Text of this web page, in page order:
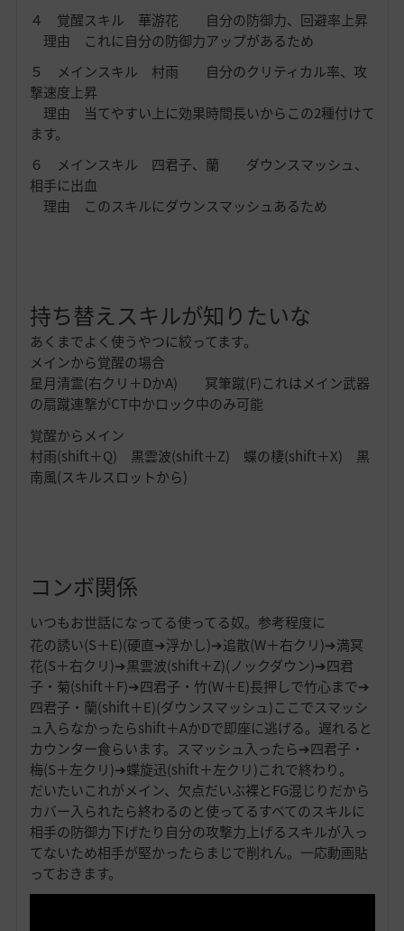
４ 覚醒スキル 華游花 自分の防御力、回避率上昇
理由 これに自分の防御力アップがあるため
５ メインスキル 村雨 自分のクリティカル率、攻
撃速度上昇
理由 当てやすい上に効果時間長いからこの2種付けて
ます。
６ メインスキル 四君子、蘭 ダウンスマッシュ、
相手に出血
理由 このスキルにダウンスマッシュあるため
持ち替えスキルが知りたいな
あくまでよく使うやつに絞ってます。
メインから覚醒の場合
星月清霊(右クリ＋DかA) 冥筆蹴(F)これはメイン武器
の扇蹴連撃がCT中かロック中のみ可能
覚醒からメイン
村雨(shift＋Q) 黒雲波(shift＋Z) 蝶の棲(shift＋X) 黒
南風(スキルスロットから)
コンボ関係
いつもお世話になってる使ってる奴。参考程度に
花の誘い(S＋E)(硬直➔浮かし)➔追散(W＋右クリ)➔満冥
花(S＋右クリ)➔黒雲波(shift＋Z)(ノックダウン)➔四君
子・菊(shift＋F)➔四君子・竹(W＋E)長押しで竹心まで➔
四君子・蘭(shift＋E)(ダウンスマッシュ)ここでスマッシ
ュ入らなかったらshift＋AかDで即座に逃げる。遅れると
カウンター食らいます。スマッシュ入ったら➔四君子・
梅(S＋左クリ)➔蝶旋迅(shift＋左クリ)これで終わり。
だいたいこれがメイン、欠点だいぶ裸とFG混じりだから
カバー入られたら終わるのと使ってるすべてのスキルに
相手の防御力下げたり自分の攻撃力上げるスキルが入っ
てないため相手が堅かったらまじで削れん。一応動画貼
っておきます。